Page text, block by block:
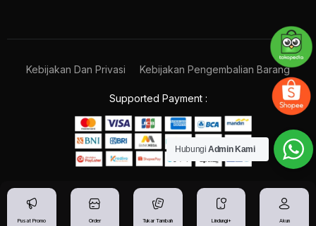
Supported Payment :
Kebijakan Dan Privasi Kebijakan Pengembalian Barang
Pusat Promo Order Tukar Tambah Lindungi+ Akun
Hubungi Admin Kami